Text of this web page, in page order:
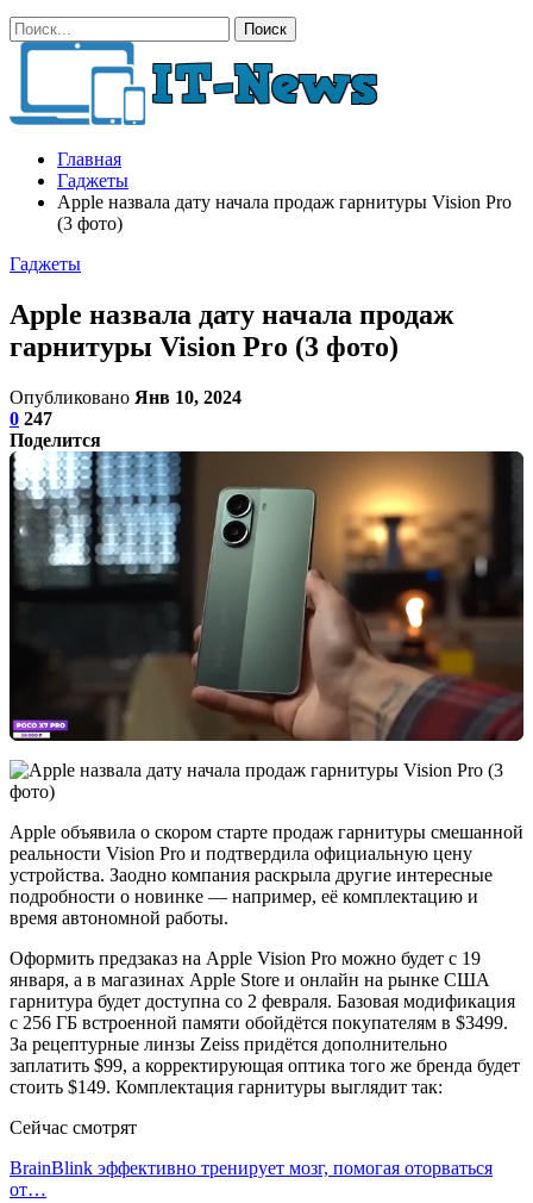
Главная
Гаджеты
Apple назвала дату начала продаж гарнитуры Vision Pro
(3 фото)
Гаджеты
Apple назвала дату начала продаж
гарнитуры Vision Pro (3 фото)
Опубликовано Янв 10, 2024
0 247
Поделится
Apple объявила о скором старте продаж гарнитуры смешанной
реальности Vision Pro и подтвердила официальную цену
устройства. Заодно компания раскрыла другие интересные
подробности о новинке — например, её комплектацию и
время автономной работы.
Оформить предзаказ на Apple Vision Pro можно будет с 19
января, а в магазинах Apple Store и онлайн на рынке США
гарнитура будет доступна со 2 февраля. Базовая модификация
с 256 ГБ встроенной памяти обойдётся покупателям в $3499.
За рецептурные линзы Zeiss придётся дополнительно
заплатить $99, а корректирующая оптика того же бренда будет
стоить $149. Комплектация гарнитуры выглядит так:
Сейчас смотрят
BrainBlink эффективно тренирует мозг, помогая оторваться
от…